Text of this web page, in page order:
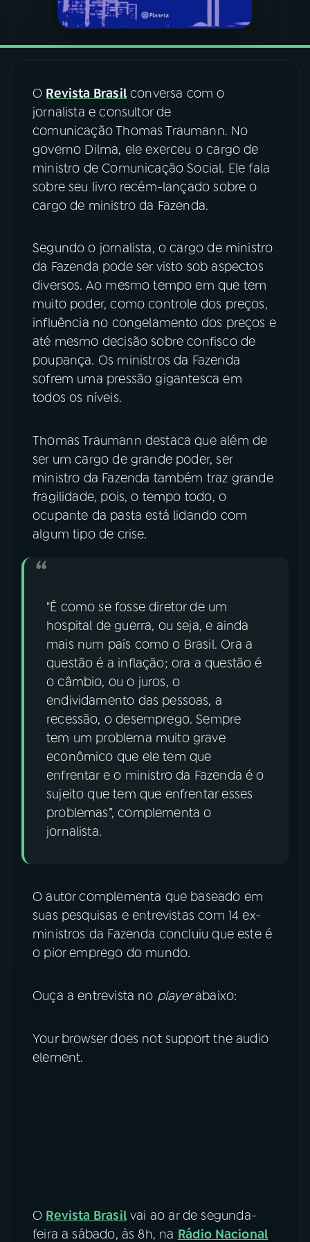
YouTube Facebook
TikTok
O Revista Brasilconversa com o
jornalista e consultor de
comunicação Thomas Traumann. No
governo Dilma, ele exerceu o cargo de
ministro de Comunicação Social. Ele fala
sobre seu livro recém-lançado sobre o
cargo de ministro da Fazenda.
Segundo o jornalista, o cargo de ministro
da Fazenda pode ser visto sob aspectos
diversos. Ao mesmo tempo em que tem
muito poder, como controle dos preços,
influência no congelamento dos preços e
até mesmo decisão sobre confisco de
poupança. Os ministros da Fazenda
sofrem uma pressão gigantesca em
todos os níveis.
Thomas Traumann destaca que além de
ser um cargo de grande poder, ser
ministro da Fazenda também traz grande
fragilidade, pois, o tempo todo, o
ocupante da pasta está lidando com
algum tipo de crise.
"É como se fosse diretor de um
hospital de guerra, ou seja, e ainda
mais num país como o Brasil. Ora a
questão é a inflação; ora a questão é
o câmbio, ou o juros, o
endividamento das pessoas, a
recessão, o desemprego. Sempre
tem um problema muito grave
econômico que ele tem que
enfrentar e o ministro da Fazenda é o
sujeito que tem que enfrentar esses
problemas”, complementa o
jornalista.
O autor complementa que baseado em
suas pesquisas e entrevistas com 14 ex-
ministros da Fazenda concluiu que este é
o pior emprego do mundo.
Ouça a entrevista no playerabaixo:
Your browser does not support the audio
element.
O Revista Brasilvai ao ar de segunda-
feira a sábado, às 8h, na Rádio Nacional